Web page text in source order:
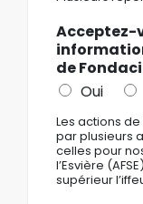
Acceptez-
de
Oui
Les actions
par plusieurs
celles pour
l’Esvière
supérieur